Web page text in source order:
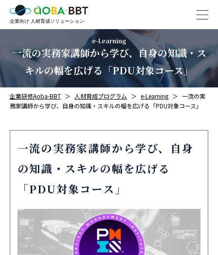
e-Learning
一流の実務家講師から学び、自身の知識・ス
キルの幅を広げる「PDU対象コース」
企業研修Aoba-BBT 人材育成プログラム e-Learning
一流の実
務家講師から学び、自身の知識・スキルの幅を広げる「PDU対象コース」
一流の実務家講師から学び、自身
の知識・スキルの幅を広げる
「PDU対象コース」